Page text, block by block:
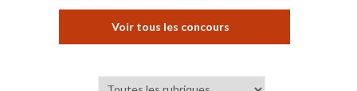
Voir tous les concours